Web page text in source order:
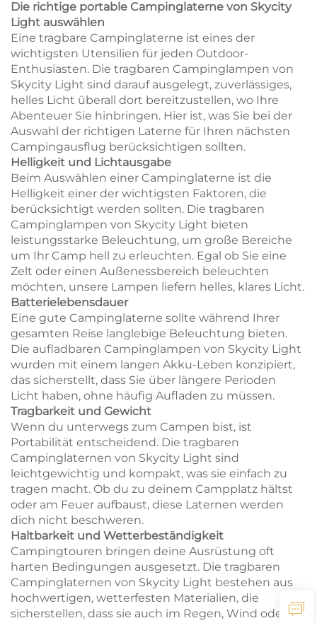
und Ausgang
Die richtige portable Campinglaterne von Skycity
Light auswählen
Eine tragbare Campinglaterne ist eines der
wichtigsten Utensilien für jeden Outdoor-
Enthusiasten. Die tragbaren Campinglampen von
Skycity Light sind darauf ausgelegt, zuverlässiges,
helles Licht überall dort bereitzustellen, wo Ihre
Abenteuer Sie hinbringen. Hier ist, was Sie bei der
Auswahl der richtigen Laterne für Ihren nächsten
Campingausflug berücksichtigen sollten.
Helligkeit und Lichtausgabe
Beim Auswählen einer Campinglaterne ist die
Helligkeit einer der wichtigsten Faktoren, die
berücksichtigt werden sollten. Die tragbaren
Campinglampen von Skycity Light bieten
leistungsstarke Beleuchtung, um große Bereiche
um Ihr Camp hell zu erleuchten. Egal ob Sie eine
Zelt oder einen Außenessbereich beleuchten
möchten, unsere Lampen liefern helles, klares Licht.
Batterielebensdauer
Eine gute Campinglaterne sollte während Ihrer
gesamten Reise langlebige Beleuchtung bieten.
Die aufladbaren Campinglampen von Skycity Light
wurden mit einem langen Akku-Leben konzipiert,
das sicherstellt, dass Sie über längere Perioden
Licht haben, ohne häufig Aufladen zu müssen.
Tragbarkeit und Gewicht
Wenn du unterwegs zum Campen bist, ist
Portabilität entscheidend. Die tragbaren
Campinglaternen von Skycity Light sind
leichtgewichtig und kompakt, was sie einfach zu
tragen macht. Ob du zu deinem Campplatz hältst
oder am Feuer aufbaust, diese Laternen werden
dich nicht beschweren.
Haltbarkeit und Wetterbeständigkeit
Campingtouren bringen deine Ausrüstung oft
harten Bedingungen ausgesetzt. Die tragbaren
Campinglaternen von Skycity Light bestehen aus
hochwertigen, wetterfesten Materialien, die
sicherstellen, dass sie auch im Regen, Wind oder